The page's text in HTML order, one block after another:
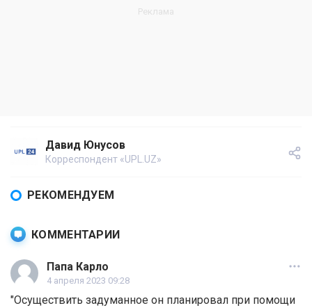
Давид Юнусов
Корреспондент «UPL.UZ»
РЕКОМЕНДУЕМ
КОММЕНТАРИИ
Папа Карло
4 апреля 2023 09:28
"Осуществить задуманное он планировал при помощи